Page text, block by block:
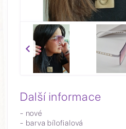
Další informace
- nové
- barva bílofialová